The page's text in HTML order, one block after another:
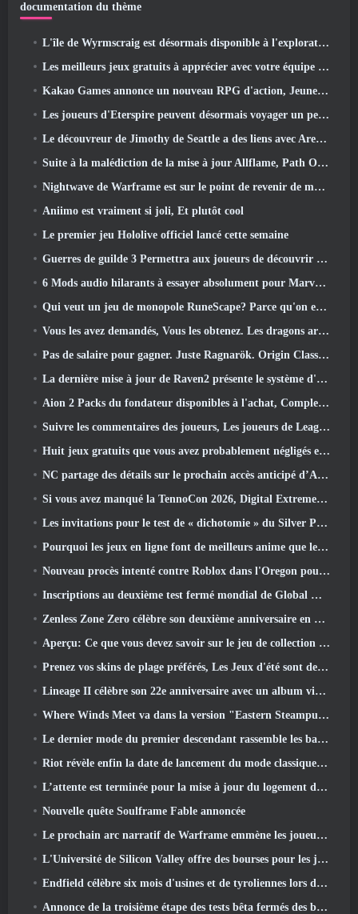
documentation du thème
L'île de Wyrmscraig est désormais disponible à l'exploration dans Old School RuneScape
Les meilleurs jeux gratuits à apprécier avec votre équipe (2026)
Kakao Games annonce un nouveau RPG d'action, Jeune gardienne
Les joueurs d'Eterspire peuvent désormais voyager un peu dans le temps… en guise de régal
Le découvreur de Jimothy de Seattle a des liens avec ArenaNet, Alors bien sûr, ils l’ajoutent à Guild Wars 2
Suite à la malédiction de la mise à jour Allflame, Path Of Exile annonce plusieurs changements basés sur les commentaires
Nightwave de Warframe est sur le point de revenir de manière choquante
Aniimo est vraiment si joli, Et plutôt cool
Le premier jeu Hololive officiel lancé cette semaine
Guerres de guilde 3 Permettra aux joueurs de découvrir le monde de la Tyrie avant le réveil des dragons anciens
6 Mods audio hilarants à essayer absolument pour Marvel Rivals
Qui veut un jeu de monopole RuneScape? Parce qu'on est en route
Vous les avez demandés, Vous les obtenez. Les dragons arrivent sur Albion Online
Pas de salaire pour gagner. Juste Ragnarök. Origin Classic est lancé en juillet 23
La dernière mise à jour de Raven2 présente le système d'éveil des compétences, Donner aux joueurs plus de moyens d'améliorer leurs compétences
Aion 2 Packs du fondateur disponibles à l'achat, Complet avec cinq jours d'accès anticipé
Suivre les commentaires des joueurs, Les joueurs de League Of Legends Classic n’auront pas à payer pour les skins classiques
Huit jeux gratuits que vous avez probablement négligés et qui font partie du Train Fest de Steam
NC partage des détails sur le prochain accès anticipé d’Aion 2
Si vous avez manqué la TennoCon 2026, Digital Extremes partage tous les panneaux
Les invitations pour le test de « dichotomie » du Silver Palace sont envoyées
Pourquoi les jeux en ligne font de meilleurs anime que les anime ne créent des jeux
Nouveau procès intenté contre Roblox dans l'Oregon pour un incident de toilettage d'enfants
Inscriptions au deuxième test fermé mondial de Global MapleStory Classic
Zenless Zone Zero célèbre son deuxième anniversaire en offrant aux joueurs le choix d'un agent gratuit de rang S
Aperçu: Ce que vous devez savoir sur le jeu de collection de créatures de HoYoverse, Honkai: Lien âme
Prenez vos skins de plage préférés, Les Jeux d'été sont de retour sur Overwatch
Lineage II célèbre son 22e anniversaire avec un album vinyle en édition collector
Where Winds Meet va dans la version "Eastern Steampunk" 2.0
Le dernier mode du premier descendant rassemble les batailles difficiles d'interception du vide et les profondeurs.
Riot révèle enfin la date de lancement du mode classique de League Of Legends
L’attente est terminée pour la mise à jour du logement des grands joueurs de RuneScape
Nouvelle quête Soulframe Fable annoncée
Le prochain arc narratif de Warframe emmène les joueurs vers une toute nouvelle carte des étoiles, Le système Tau
L'Université de Silicon Valley offre des bourses pour les jeux et certaines des exigences sont intéressantes
Endfield célèbre six mois d'usines et de tyroliennes lors de sa prochaine mise à jour
Annonce de la troisième étape des tests bêta fermés des batailles d'infanterie de War Thunder